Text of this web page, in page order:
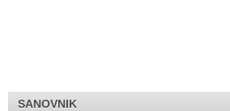
SANOVNIK